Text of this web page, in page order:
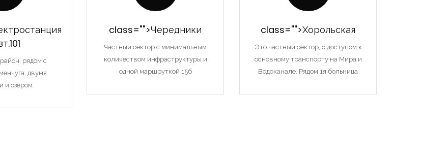
рядом с
двумя
и озером
class="">Чередники
Частный сектор с минимальным
количеством инфраструктуры и
одной маршруткой 15б
class="">Хорольская
Это частный сектор, с доступом к
основному транспорту на Мира и
Водоканале. Рядом 1я больница